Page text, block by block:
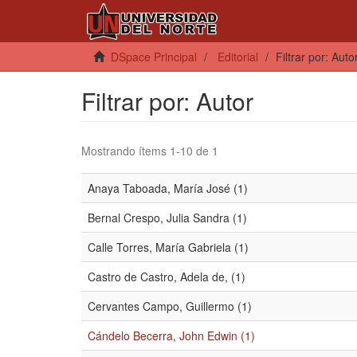
DSpace Principal Editorial Filtrar por:
Filtrar por: Autor
Mostrando ítems 1-10 de 1
Anaya Taboada, María José (1)
Bernal Crespo, Julia Sandra (1)
Calle Torres, María Gabriela (1)
Castro de Castro, Adela de, (1)
Cervantes Campo, Guillermo (1)
Cándelo Becerra, John Edwin (1)